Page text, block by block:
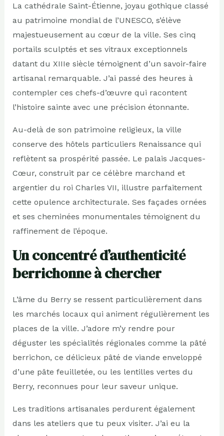
La cathédrale Saint-Étienne, joyau gothique classé
au patrimoine mondial de l’UNESCO, s’élève
majestueusement au cœur de la ville. Ses cinq
portails sculptés et ses vitraux exceptionnels
datant du XIIIe siècle témoignent d’un savoir-faire
artisanal remarquable. J’ai passé des heures à
contempler ces chefs-d’œuvre qui racontent
l’histoire sainte avec une précision étonnante.
Au-delà de son patrimoine religieux, la ville
conserve des hôtels particuliers Renaissance qui
reflètent sa prospérité passée. Le palais Jacques-
Cœur, construit par ce célèbre marchand et
argentier du roi Charles VII, illustre parfaitement
cette opulence architecturale. Ses façades ornées
et ses cheminées monumentales témoignent du
raffinement de l’époque.
Un concentré d’authenticité
berrichonne à chercher
L’âme du Berry se ressent particulièrement dans
les marchés locaux qui animent régulièrement les
places de la ville. J’adore m’y rendre pour
déguster les spécialités régionales comme la pâté
berrichon, ce délicieux pâté de viande enveloppé
d’une pâte feuilletée, ou les lentilles vertes du
Berry, reconnues pour leur saveur unique.
Les traditions artisanales perdurent également
dans les ateliers que tu peux visiter. J’ai eu la